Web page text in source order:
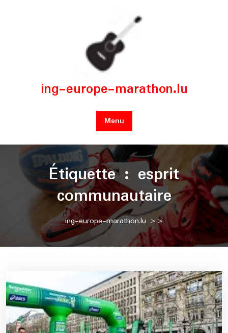
ing-europe-marathon.lu
Menu
Étiquette : esprit
communautaire
ing-europe-marathon.lu >>